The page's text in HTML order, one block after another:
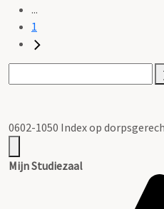
...
1
0602-1050 Index op
Mijn Studiezaal